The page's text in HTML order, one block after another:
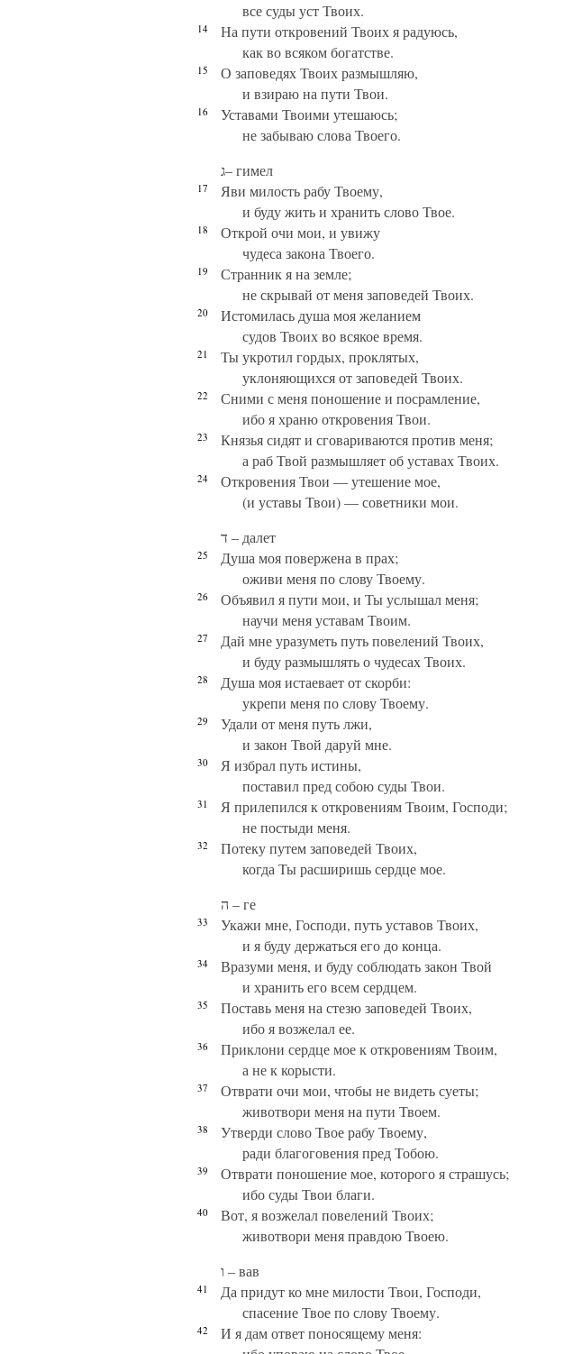
все суды уст Твоих.
14
На пути откровений Твоих я радуюсь,
как во всяком богатстве.
15
О заповедях Твоих размышляю,
и взираю на пути Твои.
16
Уставами Твоими утешаюсь;
не забываю слова Твоего.
ג– гимел
17
Яви милость рабу Твоему,
и буду жить и хранить слово Твое.
18
Открой очи мои, и увижу
чудеса закона Твоего.
19
Странник я на земле;
не скрывай от меня заповедей Твоих.
20
Истомилась душа моя желанием
судов Твоих во всякое время.
21
Ты укротил гордых, проклятых,
уклоняющихся от заповедей Твоих.
22
Сними с меня поношение и посрамление,
ибо я храню откровения Твои.
23
Князья сидят и сговариваются против меня;
а раб Твой размышляет об уставах Твоих.
24
Откровения Твои — утешение мое,
(и уставы Твои) — советники мои.
ד – далет
25
Душа моя повержена в прах;
оживи меня по слову Твоему.
26
Объявил я пути мои, и Ты услышал меня;
научи меня уставам Твоим.
27
Дай мне уразуметь путь повелений Твоих,
и буду размышлять о чудесах Твоих.
28
Душа моя истаевает от скорби:
укрепи меня по слову Твоему.
29
Удали от меня путь лжи,
и закон Твой даруй мне.
30
Я избрал путь истины,
поставил пред собою суды Твои.
31
Я прилепился к откровениям Твоим, Господи;
не постыди меня.
32
Потеку путем заповедей Твоих,
когда Ты расширишь сердце мое.
ה – ге
33
Укажи мне, Господи, путь уставов Твоих,
и я буду держаться его до конца.
34
Вразуми меня, и буду соблюдать закон Твой
и хранить его всем сердцем.
35
Поставь меня на стезю заповедей Твоих,
ибо я возжелал ее.
36
Приклони сердце мое к откровениям Твоим,
а не к корысти.
37
Отврати очи мои, чтобы не видеть суеты;
животвори меня на пути Твоем.
38
Утверди слово Твое рабу Твоему,
ради благоговения пред Тобою.
39
Отврати поношение мое, которого я страшусь;
ибо суды Твои благи.
40
Вот, я возжелал повелений Твоих;
животвори меня правдою Твоею.
ו – вав
41
Да придут ко мне милости Твои, Господи,
спасение Твое по слову Твоему.
42
И я дам ответ поносящему меня: